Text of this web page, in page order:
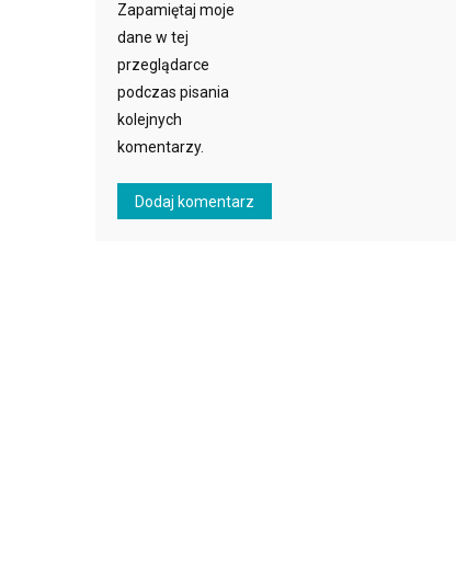
Zapamiętaj moje
dane w tej
przeglądarce
podczas pisania
kolejnych
komentarzy.